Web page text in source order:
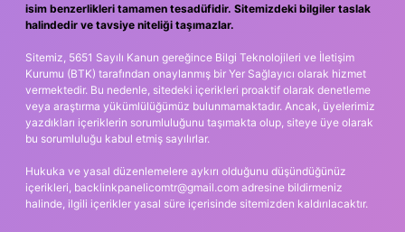
isim benzerlikleri tamamen tesadüfidir. Sitemizdeki bilgiler taslak
halindedir ve tavsiye niteliği taşımazlar.
Sitemiz, 5651 Sayılı Kanun gereğince Bilgi Teknolojileri ve İletişim
Kurumu (BTK) tarafından onaylanmış bir Yer Sağlayıcı olarak hizmet
vermektedir. Bu nedenle, sitedeki içerikleri proaktif olarak denetleme
veya araştırma yükümlülüğümüz bulunmamaktadır. Ancak, üyelerimiz
yazdıkları içeriklerin sorumluluğunu taşımakta olup, siteye üye olarak
bu sorumluluğu kabul etmiş sayılırlar.
Hukuka ve yasal düzenlemelere aykırı olduğunu düşündüğünüz
içerikleri, backlinkpanelicomtr@gmail.com adresine bildirmeniz
halinde, ilgili içerikler yasal süre içerisinde sitemizden kaldırılacaktır.